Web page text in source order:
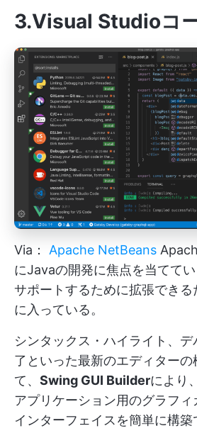
3.Visual Studioコ
Via： Apache NetBeans
にJavaの開発に焦点を当てて
サポートするために拡張できる
に入っている。
シンタックス・ハイライト、
了といった最新のエディターの
て、 Swing GUI Builderにより
アプリケーション用のグラフィ
インターフェイスを簡単に構築